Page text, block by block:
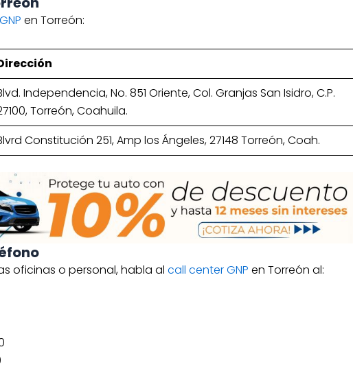
en Torreón:
Independencia, No. 851 Oriente, Col. Granjas San Isidro, C.P.
Torreón, Coahuila.
Constitución 251, Amp los Ángeles, 27148 Torreón, Coah.
oficinas o personal, habla al call center GNP en Torreón al: